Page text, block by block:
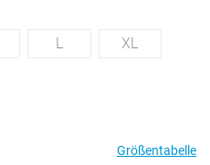
L XL
Größentabelle